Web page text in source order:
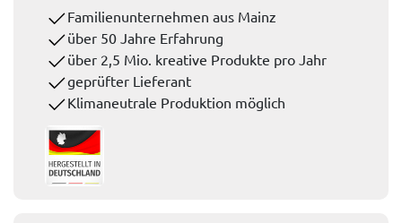
Familienunternehmen aus Mainz
über 50 Jahre Erfahrung
über 2,5 Mio. kreative Produkte pro Jahr
geprüfter Lieferant
Klimaneutrale Produktion möglich